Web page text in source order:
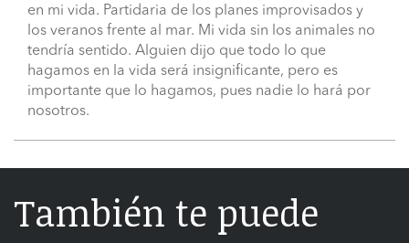
en mi vida. Partidaria de los planes improvisados y
los veranos frente al mar. Mi vida sin los animales no
tendría sentido. Alguien dijo que todo lo que
hagamos en la vida será insignificante, pero es
importante que lo hagamos, pues nadie lo hará por
nosotros.
También te puede